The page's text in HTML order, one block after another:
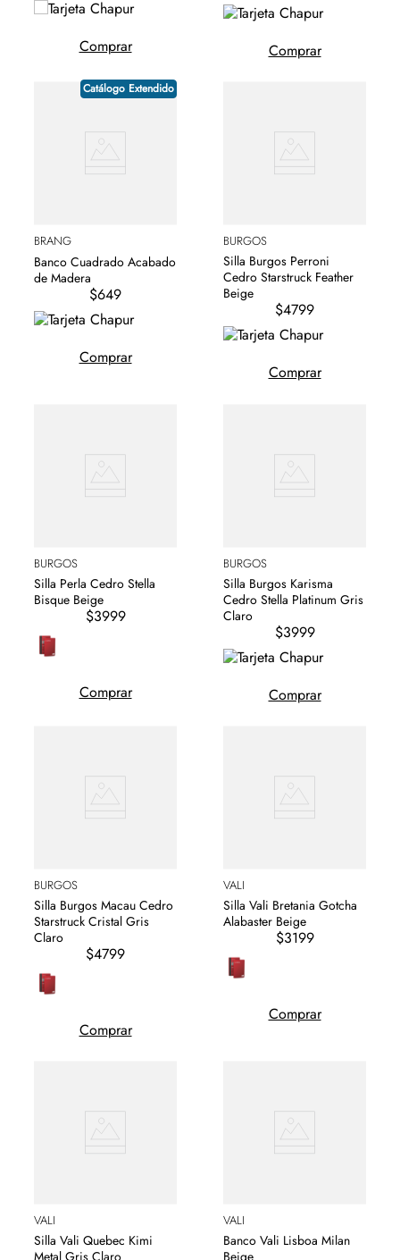
Comprar Comprar
Catálogo Extendido
BRANG
Banco Cuadrado Acabado
de Madera
$649
Comprar
BURGOS
Silla Burgos Perroni
Cedro Starstruck Feather
Beige
$4799
Comprar
BURGOS
Silla Perla Cedro Stella
Bisque Beige
$3999
Comprar
BURGOS
Silla Burgos Karisma
Cedro Stella Platinum Gris
Claro
$3999
Comprar
BURGOS
Silla Burgos Macau Cedro
Starstruck Cristal Gris
Claro
$4799
Comprar
VALI
Silla Vali Bretania Gotcha
Alabaster Beige
$3199
Comprar
VALI
Silla Vali Quebec Kimi
Metal Gris Claro
VALI
Banco Vali Lisboa Milan
Beige